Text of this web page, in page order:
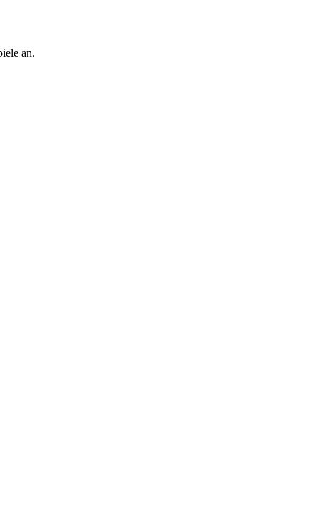
an.